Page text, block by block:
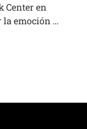
Center en
emoción ...